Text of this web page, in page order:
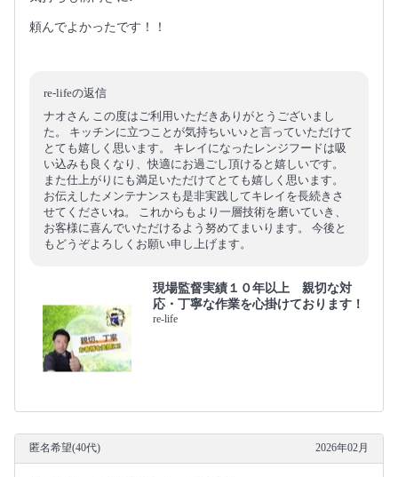
頼んでよかったです！！
re-lifeの返信
ナオさん この度はご利用いただきありがとうございまし
た。 キッチンに立つことが気持ちいい♪と言っていただけて
とても嬉しく思います。 キレイになったレンジフードは吸
い込みも良くなり、快適にお過ごし頂けると嬉しいです。
また仕上がりにも満足いただけてとても嬉しく思います。
お伝えしたメンテナンスも是非実践してキレイを長続きさ
せてくださいね。 これからもより一層技術を磨いていき、
お客様に喜んでいただけるよう努めてまいります。 今後と
もどうぞよろしくお願い申し上げます。
現場監督実績１０年以上 親切な対
応・丁寧な作業を心掛けております！
re-life
匿名希望(40代) 2026年02月